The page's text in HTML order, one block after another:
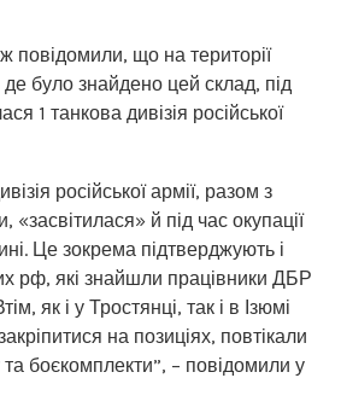
повідомили, що на території
де було знайдено цей склад, під
1 танкова дивізія російської
російської армії, разом з
«засвітилася» й під час окупації
Це зокрема підтверджують і
рф, які знайшли працівники ДБР
як і у Тростянці, так і в Ізюмі
на позиціях, повтікали
боєкомплекти”, – повідомили у